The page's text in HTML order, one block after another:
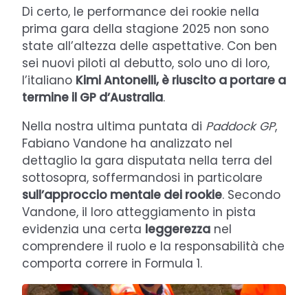
Di certo, le performance dei rookie nella
prima gara della stagione 2025 non sono
state all’altezza delle aspettative. Con ben
sei nuovi piloti al debutto, solo uno di loro,
l’italiano Kimi Antonelli, è riuscito a portare a
termine il GP d’Australia.
Nella nostra ultima puntata di Paddock GP,
Fabiano Vandone ha analizzato nel
dettaglio la gara disputata nella terra del
sottosopra, soffermandosi in particolare
sull’approccio mentale dei rookie. Secondo
Vandone, il loro atteggiamento in pista
evidenzia una certa leggerezza nel
comprendere il ruolo e la responsabilità che
comporta correre in Formula 1.